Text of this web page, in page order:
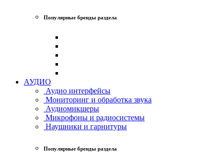
Популярные бренды раздела
АУДИО
Аудио интерфейсы
Мониторинг и обработка звука
Аудиомикшеры
Микрофоны и радиосистемы
Наушники и гарнитуры
Популярные бренды раздела